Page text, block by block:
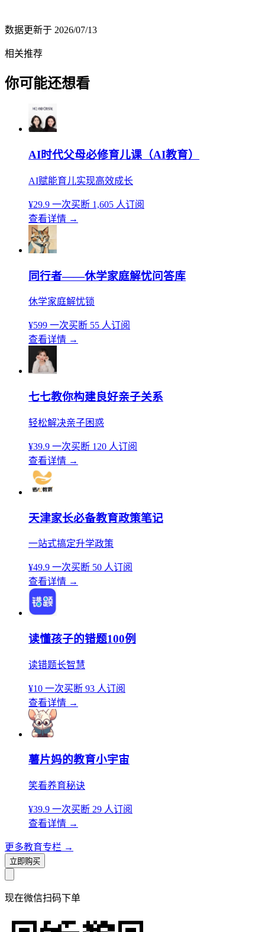
数据更新于 2026/07/13
相关推荐
你可能还想看
AI时代父母必修育儿课（AI教育）
AI赋能育儿实现高效成长
¥29.9 一次买断 1,605 人订阅
查看详情 →
同行者——休学家庭解忧问答库
休学家庭解忧锁
¥599 一次买断 55 人订阅
查看详情 →
七七教你构建良好亲子关系
轻松解决亲子困惑
¥39.9 一次买断 120 人订阅
查看详情 →
天津家长必备教育政策笔记
一站式搞定升学政策
¥49.9 一次买断 50 人订阅
查看详情 →
读懂孩子的错题100例
读错题长智慧
¥10 一次买断 93 人订阅
查看详情 →
薯片妈的教育小宇宙
笑看养育秘诀
¥39.9 一次买断 29 人订阅
查看详情 →
更多教育专栏 →
立即购买
现在微信扫码下单